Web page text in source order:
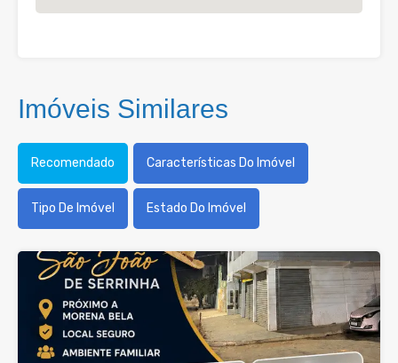
Imóveis Similares
Recomendado Características Do Imóvel
Tipo De Imóvel Estado Do Imóvel